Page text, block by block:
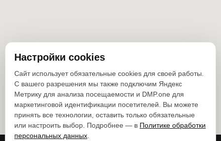
Настройки cookies
Сайт использует обязательные cookies для своей работы.
С вашего разрешения мы также подключим Яндекс
Метрику для анализа посещаемости и DMP.one для
маркетинговой идентификации посетителей. Вы можете
принять все технологии, оставить только обязательные
или настроить выбор. Подробнее — в Политике обработки
персональных данных